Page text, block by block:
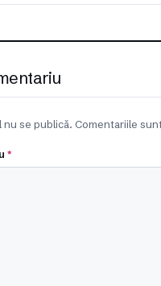
nu se publică. Comentariile
*